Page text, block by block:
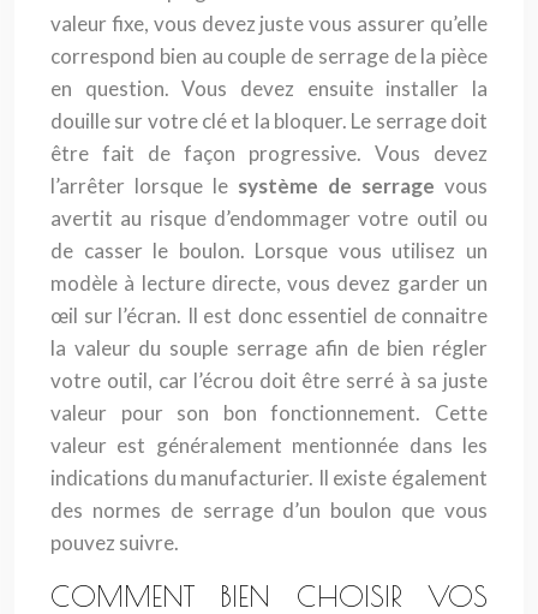
valeur fixe, vous devez juste vous assurer qu’elle
correspond bien au couple de serrage de la pièce
en question. Vous devez ensuite installer la
douille sur votre clé et la bloquer. Le serrage doit
être fait de façon progressive. Vous devez
l’arrêter lorsque le système de serrage vous
avertit au risque d’endommager votre outil ou
de casser le boulon. Lorsque vous utilisez un
modèle à lecture directe, vous devez garder un
œil sur l’écran. Il est donc essentiel de connaitre
la valeur du souple serrage afin de bien régler
votre outil, car l’écrou doit être serré à sa juste
valeur pour son bon fonctionnement. Cette
valeur est généralement mentionnée dans les
indications du manufacturier. Il existe également
des normes de serrage d’un boulon que vous
pouvez suivre.
COMMENT BIEN CHOISIR VOS